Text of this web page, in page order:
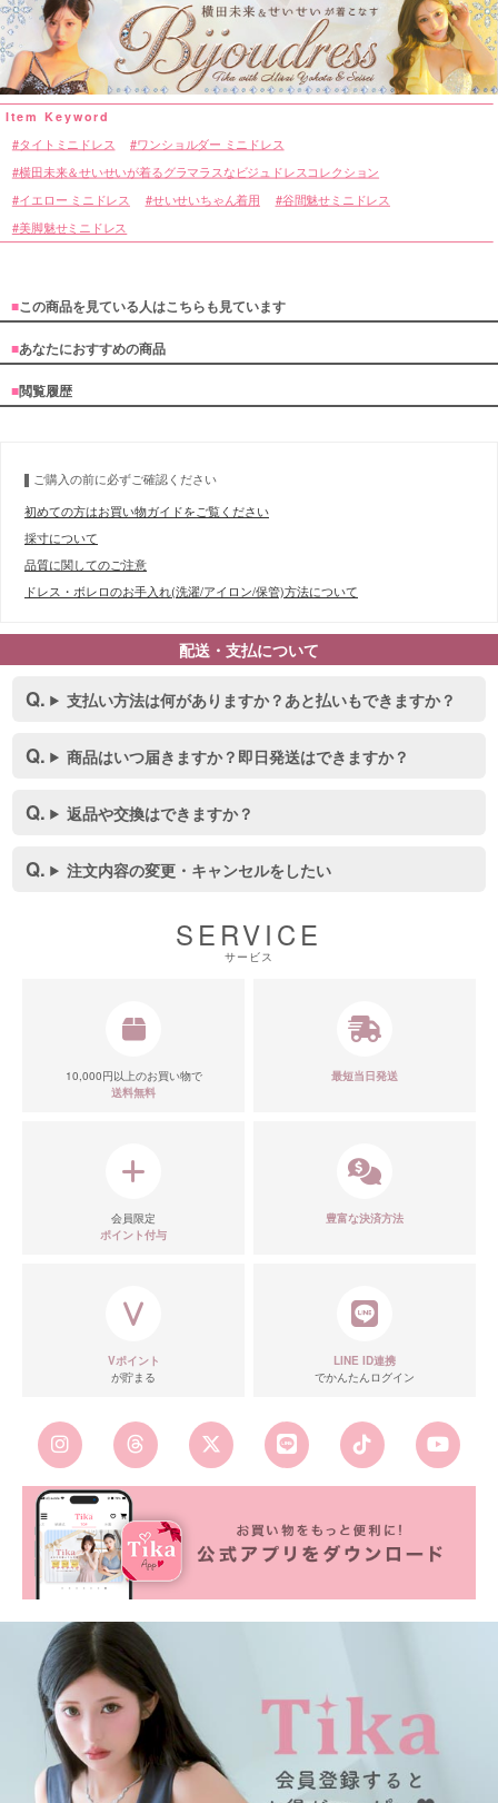
■カラーバリエーション
タイトミニドレス ワンショルダー ミニドレス
横田未来＆せいせいが着るグラマラスなビジュドレスコレクション
イエロー ミニドレス せいせいちゃん着用
谷間魅せミニドレス
美脚魅せミニドレス
■この商品を見ている人はこちらも見ています
■あなたにおすすめの商品
■閲覧履歴
ご購入の前に必ずご確認ください
初めての方はお買い物ガイドをご覧ください
採寸について
品質に関してのご注意
ドレス・ボレロのお手入れ(洗濯/アイロン/保管)方法について
配送・支払について
支払い方法は何がありますか？あと払いもできますか？
商品はいつ届きますか？即日発送はできますか？
返品や交換はできますか？
注文内容の変更・キャンセルをしたい
SERVICE
サービス
10,000円以上のお買い物で
送料無料
最短当日発送
会員限定
ポイント付与
豊富な決済方法
Vポイント
が貯まる
LINE ID連携
でかんたんログイン